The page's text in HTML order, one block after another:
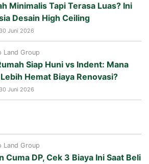
Minimalis Tapi Terasa Luas? Ini
Desain High Ceiling
Juni 2026
Land Group
Siap Huni vs Indent: Mana
Hemat Biaya Renovasi?
Juni 2026
Land Group
Cuma DP, Cek 3 Biaya Ini Saat Beli